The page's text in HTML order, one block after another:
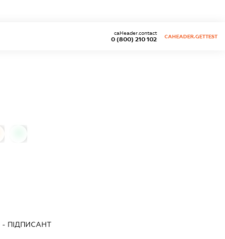
0 (800) 210 102
caHeader.contact
CAHEADER.GETTEST
- ПІДПИСАНТ